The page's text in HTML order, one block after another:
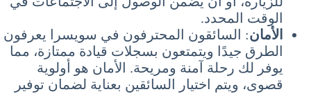
الوقت المحدد.
الأمان: السائقون المحترفون في سويسرا يعرفون
الطرق جيدًا ويتمتعون بسجلات قيادة ممتازة، مما
يوفر لك رحلة آمنة ومريحة. الأمان هو أولوية
قصوى، ويتم اختيار السائقين بعناية لضمان توفير